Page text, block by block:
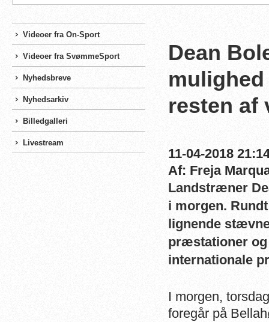
Videoer fra On-Sport
Videoer fra SvømmeSport
Nyhedsbreve
Nyhedsarkiv
Billedgalleri
Livestream
Dean
resten af
11-04-2018
Af: Freja
Landstræner
i morgen.
lignende
præstationer og
internationale
I morgen,
foregår på